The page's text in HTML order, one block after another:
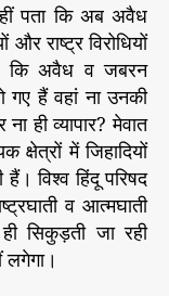
पता कि अब अवैध
राष्ट्र विरोधियों
कि अवैध व जबरन
गए हैं वहां ना उनकी
ही व्यापार? मेवात
में जिहादियों
विश्व हिंदू परिषद
व आत्मघाती
सिकुड़ती जा रही